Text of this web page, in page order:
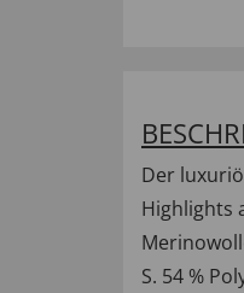
Der
Highlights
S. 54 %